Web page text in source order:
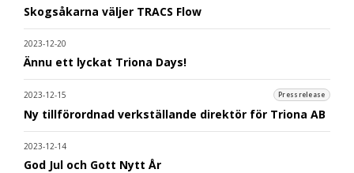
Skogsåkarna väljer TRACS Flow
2023-12-20
Ännu ett lyckat Triona Days!
2023-12-15 Pressrelease
Ny tillförordnad verkställande direktör för Triona AB
2023-12-14
God Jul och Gott Nytt År